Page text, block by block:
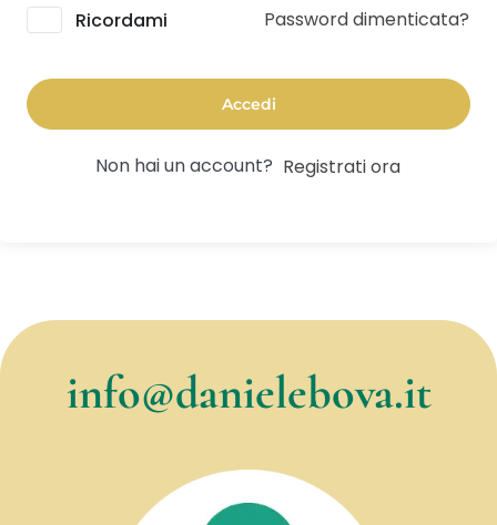
Alternative:
Ricordami Password dimenticata?
Accedi
Non hai un account? Registrati ora
info@danielebova.it